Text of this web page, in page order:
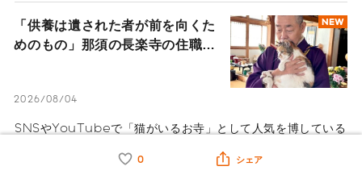
0 シェア
NEW
「供養は遺された者が前を向くた
めのもの」那須の長楽寺の住職が
2026/08/04
SNSやYouTubeで「猫がいるお寺」として人気を博している
う）さん一家にインタビュー。多くの猫を看取り、ペットロス